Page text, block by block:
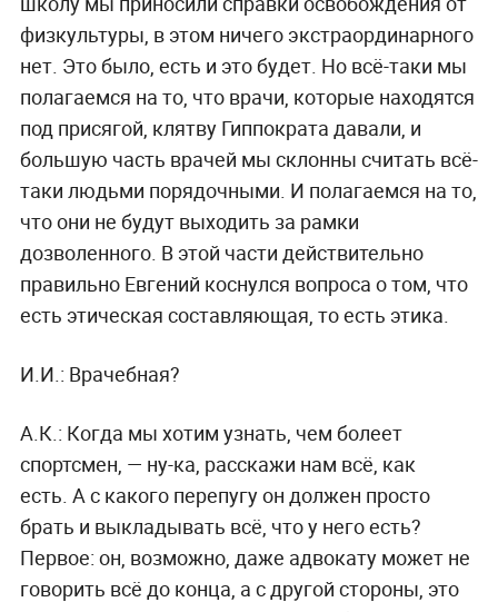
физкультуры, в этом ничего экстраординарного
нет. Это было, есть и это будет. Но всё-таки мы
полагаемся на то, что врачи, которые находятся
под присягой, клятву Гиппократа давали, и
большую часть врачей мы склонны считать всё-
таки людьми порядочными. И полагаемся на то,
что они не будут выходить за рамки
дозволенного. В этой части действительно
правильно Евгений коснулся вопроса о том, что
есть этическая составляющая, то есть этика.
И.И.: Врачебная?
А.К.: Когда мы хотим узнать, чем болеет
спортсмен, — ну-ка, расскажи нам всё, как
есть. А с какого перепугу он должен просто
брать и выкладывать всё, что у него есть?
Первое: он, возможно, даже адвокату может не
говорить всё до конца, а с другой стороны, это